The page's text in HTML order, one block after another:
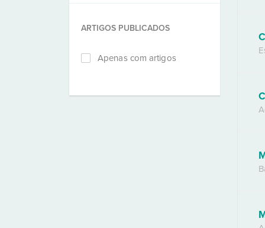
ARTIGOS PUBLICADOS
Apenas com artigos